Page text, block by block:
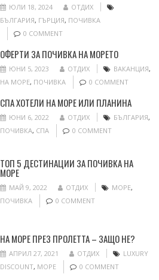
ЮЛИ 18, 2024
ОТДИХ
БЪЛГАРИЯ, ГЪРЦИЯ, ПОЧИВКА
0 COMMENT
ОФЕРТИ ЗА ПОЧИВКА НА МОРЕТО
ЮНИ 5, 2023 ОТДИХ ВАКАНЦИЯ,
НА МОРЕ, ПОЧИВКА 0 COMMENT
СПА ХОТЕЛИ НА МОРЕ ИЛИ ПЛАНИНА
ЮНИ 6, 2022 ОТДИХ БЪЛГАРИЯ,
ПОЧИВКА, СПА 0 COMMENT
ТОП 5 ДЕСТИНАЦИИ ЗА ПОЧИВКА НА
МОРЕ
МАЙ 9, 2022 ОТДИХ МОРЕ,
ПОЧИВКА
0 COMMENT
НА МОРЕ ПРЕЗ ПРОЛЕТТА – ЗАЩО НЕ?
АПРИЛ 27, 2021 ОТДИХ
LUXURY
DISCOUNT, МОРЕ 0 COMMENT